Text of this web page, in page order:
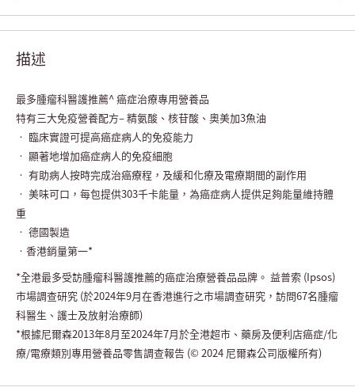
描述
最多腫瘤科醫護推薦^ 癌症治療專用營養品
特有三大免疫營養配方– 精氨酸、核苷酸、奧美加3魚油
• 臨床實證可提高癌症病人的免疫能力
• 顯著地增加癌症病人的免疫細胞
• 有助病人按時完成治癌療程，及緩和化療及電療期間的副作用
• 美味可口，每包提供303千卡能量，為癌症病人提供足夠能量維持體
重
• 德國製造
•香港銷量第一*
*全港最多受訪腫瘤科醫護推薦的癌症治療營養品品牌。 益普索 (Ipsos)
市場調查研究 (於2024年9月在香港進行之市場調查研究，訪問67名腫瘤
科醫生、護士及放射治療師)
*根據尼爾森2013年8月至2024年7月於全港超市、藥房及便利店癌症/化
療/電療類別專用營養品零售調查報告 (© 2024 尼爾森公司版權所有)